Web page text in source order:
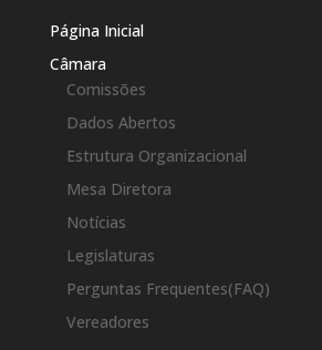
Página Inicial
Câmara
Comissões
Dados Abertos
Estrutura Organizacional
Mesa Diretora
Notícias
Legislaturas
Perguntas Frequentes(FAQ)
Vereadores